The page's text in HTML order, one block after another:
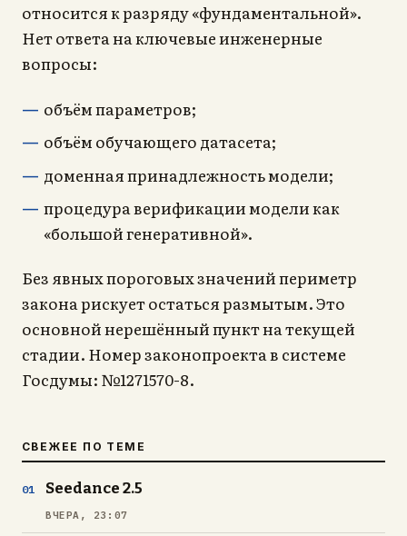
относится к разряду «фундаментальной».
Нет ответа на ключевые инженерные
вопросы:
объём параметров;
объём обучающего датасета;
доменная принадлежность модели;
процедура верификации модели как
«большой генеративной».
Без явных пороговых значений периметр
закона рискует остаться размытым. Это
основной нерешённый пункт на текущей
стадии. Номер законопроекта в системе
Госдумы: №1271570-8.
СВЕЖЕЕ ПО ТЕМЕ
Seedance 2.5
ВЧЕРА, 23:07